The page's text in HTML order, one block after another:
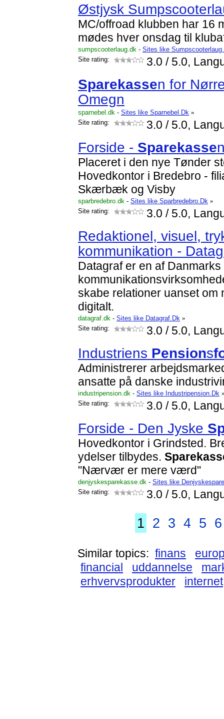
Østjysk
MC/offroad klubben har 16
mødes hver onsdag til
sumpscooterlaug.dk - Sites like
Site rating:
3.0 / 5.0,
Sparekassen for
Omegn
sparnebel.dk - Sites like Sparnebel.Dk »
Site rating:
3.0 / 5.0,
Forside - Sparekasse
Placeret i den nye Tønder
Hovedkontor i Bredebro -
Skærbæk og Visby
sparbredebro.dk - Sites like Sparbredebro.Dk »
Site rating:
3.0 / 5.0,
Redaktionel, visuel,
kommunikation -
Datagraf er en af
skabe relationer uanset om
digitalt.
datagraf.dk - Sites like Datagraf.Dk »
Site rating:
3.0 / 5.0,
Industriens Pensions
Administrerer
ansatte på danske
industripension.dk - Sites like Industripension.Dk
Site rating:
3.0 / 5.0,
Forside - Den Jyske
Hovedkontor i Grindsted.
ydelser tilbydes.
"Nærvær er mere værd"
denjyskesparekasse.dk - Sites like
Site rating:
3.0 / 5.0,
1 2 3 4 5 6
Similar topics: finans
financial
uddannelse
erhvervsprodukter
internet